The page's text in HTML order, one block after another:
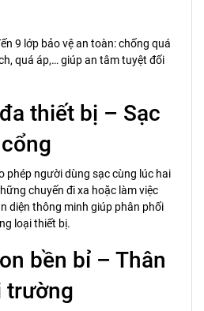
9 lớp bảo vệ an toàn: chống quá
quá áp,… giúp an tâm tuyệt đối
thiết bị – Sạc
phép người dùng sạc cùng lúc hai
chuyến đi xa hoặc làm việc
diện thông minh giúp phân phối
loại thiết bị.
bền bỉ – Thân
trường